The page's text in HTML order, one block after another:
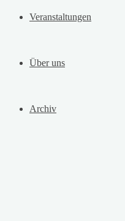
Veranstaltungen
Über uns
Archiv